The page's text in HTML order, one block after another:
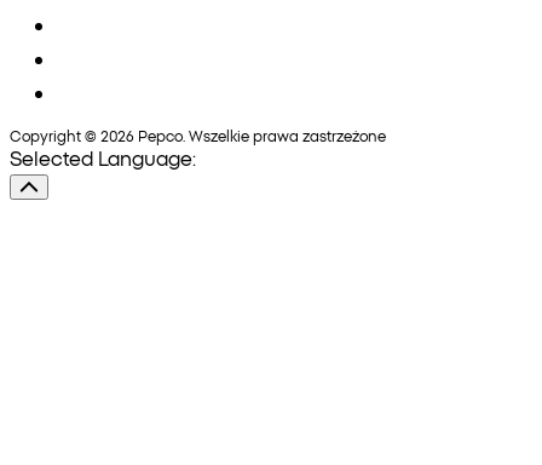
Copyright © 2026 Pepco. Wszelkie prawa zastrzeżone
Selected Language: